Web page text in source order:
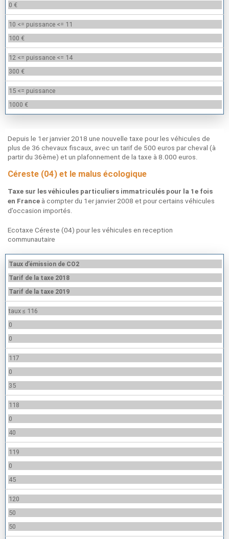
0 €
10 <= puissance <= 11
100 €
12 <= puissance <= 14
300 €
15 <= puissance
1000 €
Depuis le 1er janvier 2018 une nouvelle taxe pour les véhicules de
plus de 36 chevaux fiscaux, avec un tarif de 500 euros par cheval (à
partir du 36ème) et un plafonnement de la taxe à 8.000 euros.
Céreste (04) et le malus écologique
Taxe sur les véhicules particuliers immatriculés pour la 1e fois
en France à compter du 1er janvier 2008 et pour certains véhicules
d’occasion importés.
Ecotaxe Céreste (04) pour les véhicules en reception
communautaire
Taux d’émission de CO2
Tarif de la taxe 2018
Tarif de la taxe 2019
taux ≤ 116
0
0
117
0
35
118
0
40
119
0
45
120
50
50